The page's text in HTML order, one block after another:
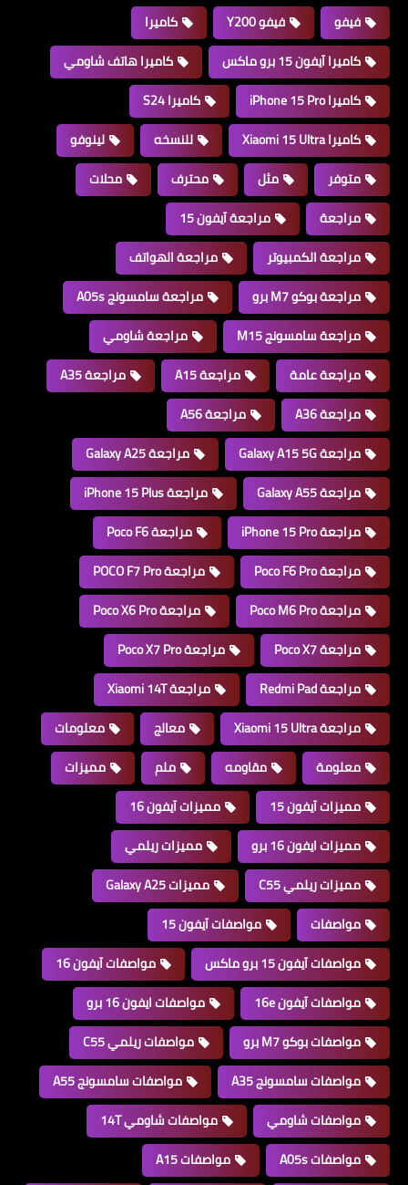
فيفو فيفو Y200
كاميرا
كاميرا آيفون 15 برو ماكس
كاميرا هاتف شاومي
كاميرا iPhone 15 Pro
كاميرا S24
كاميرا Xiaomi 15 Ultra
للنسخه
لينوفو
متوفر
مثل محترف
محلات
مراجعة
مراجعة آيفون 15
مراجعة الكمبيوتر
مراجعة الهواتف
مراجعة بوكو M7 برو
مراجعة سامسونج A05s
مراجعة سامسونج M15
مراجعة شاومي
مراجعة عامة
مراجعة A15
مراجعة A35
مراجعة A36
مراجعة A56
مراجعة Galaxy A15 5G
مراجعة Galaxy A25
مراجعة Galaxy A55
مراجعة iPhone 15 Plus
مراجعة iPhone 15 Pro
مراجعة Poco F6
مراجعة Poco F6 Pro
مراجعة POCO F7 Pro
مراجعة Poco M6 Pro
مراجعة Poco X6 Pro
مراجعة Poco X7
مراجعة Poco X7 Pro
مراجعة Redmi Pad
مراجعة Xiaomi 14T
مراجعة Xiaomi 15 Ultra
معالج
معلومات
معلومة
مقاومه ملم
مميزات
مميزات آيفون 15
مميزات آيفون 16
مميزات ايفون 16 برو
مميزات ريلمي
مميزات ريلمي C55
مميزات Galaxy A25
مواصفات
مواصفات آيفون 15
مواصفات آيفون 15 برو ماكس
مواصفات آيفون 16
مواصفات آيفون 16e
مواصفات ايفون 16 برو
مواصفات بوكو M7 برو
مواصفات ريلمي C55
مواصفات سامسونج A35
مواصفات سامسونج A55
مواصفات شاومي
مواصفات شاومي 14T
مواصفات A05s
مواصفات A15